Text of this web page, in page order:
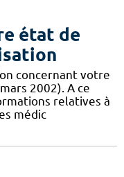
état de
concernant votre
2002). A ce
relatives à
médic